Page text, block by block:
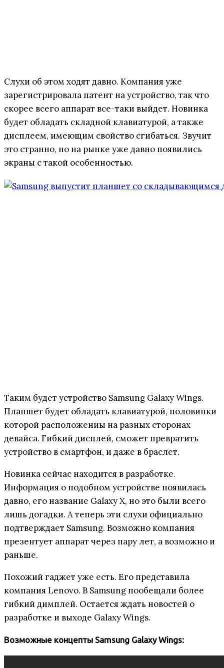
Слухи об этом ходят давно. Компания уже
зарегистрировала патент на устройство, так что
скорее всего аппарат все-таки выйдет. Новинка
будет обладать складной клавиатурой, а также
дисплеем, имеющим свойство сгибаться. Звучит
это странно, но на рынке уже давно появились
экраны с такой особенностью.
Таким будет устройство Samsung Galaxy Wings.
Планшет будет обладать клавиатурой, половинки
которой расположениы на разных сторонах
девайса. Гибкий дисплей, сможет превратить
устройство в смартфон, и даже в браслет.
Новинка сейчас находится в разработке.
Информация о подобном устройстве появилась
давно, его название Galaxy X, но это были всего
лишь догадки. А теперь эти слухи официально
подтверждает Samsung. Возможно компания
презентует аппарат через пару лет, а возможно и
раньше.
Похожий гаджет уже есть. Его представила
компания Lenovo. В Samsung пообещали более
гибкий димплей. Остается ждать новостей о
разработке и выходе Galaxy Wings.
Возможные концепты Samsung Galaxy Wings: